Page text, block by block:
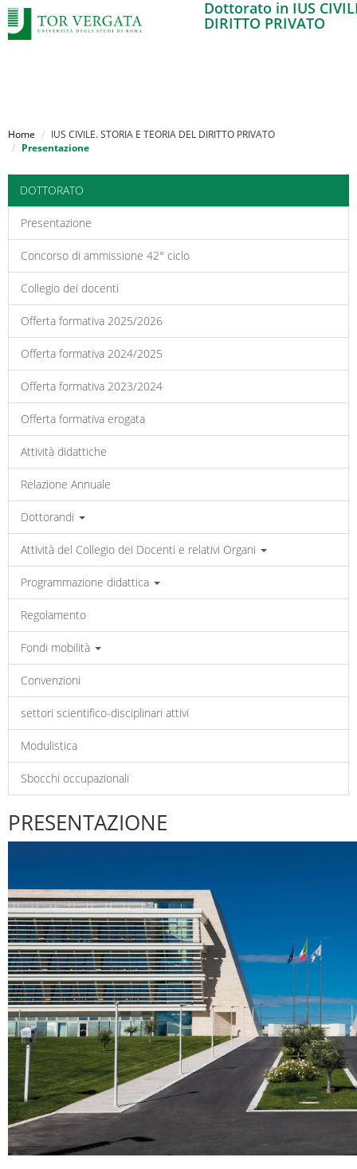
al
contenuto
Dottorato in IUS
DIRITTO PRIVATO
Home
IUS CIVILE. STORIA E TEORIA DEL DIRITTO PRIVATO
Presentazione
DOTTORATO
Presentazione
Concorso di ammissione 42° ciclo
Collegio dei docenti
Offerta formativa 2025/2026
Offerta formativa 2024/2025
Offerta formativa 2023/2024
Offerta formativa erogata
Attività didattiche
Relazione Annuale
Dottorandi
Attività del Collegio dei Docenti e relativi Organi
Programmazione didattica
Regolamento
Fondi mobilità
Convenzioni
settori scientifico-disciplinari attivi
Modulistica
Sbocchi occupazionali
PRESENTAZIONE